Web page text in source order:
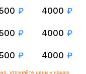
₽ 4000 ₽
₽ 4000 ₽
₽ 4000 ₽
уточняйте цены у наших